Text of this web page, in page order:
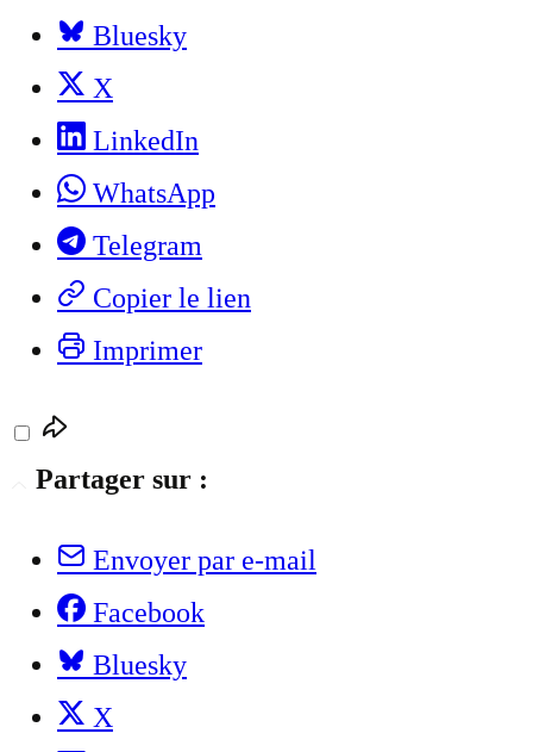
Bluesky
X
LinkedIn
WhatsApp
Telegram
Copier le lien
Imprimer
Partager sur :
Envoyer par e-mail
Facebook
Bluesky
X